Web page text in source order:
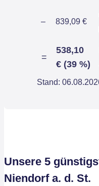
– 839,09 €
=
538,10
€ (39 %)
Stand:
Unsere 5
Niendorf a. d. St.